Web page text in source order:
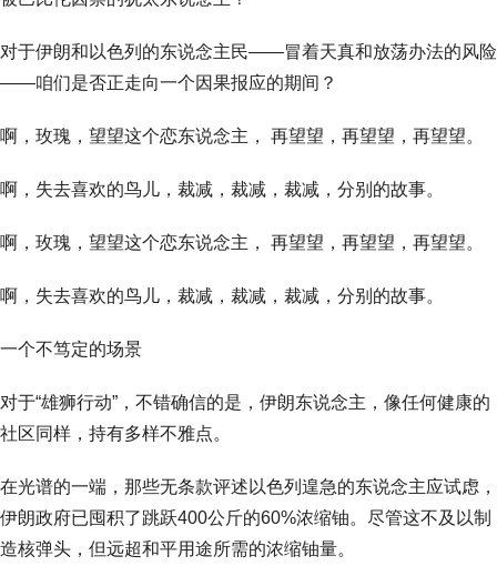
对于伊朗和以色列的东说念主民——冒着天真和放荡办法的风险
——咱们是否正走向一个因果报应的期间？
啊，玫瑰，望望这个恋东说念主， 再望望，再望望，再望望。
啊，失去喜欢的鸟儿，裁减，裁减，裁减，分别的故事。
啊，玫瑰，望望这个恋东说念主， 再望望，再望望，再望望。
啊，失去喜欢的鸟儿，裁减，裁减，裁减，分别的故事。
一个不笃定的场景
对于“雄狮行动”，不错确信的是，伊朗东说念主，像任何健康的
社区同样，持有多样不雅点。
在光谱的一端，那些无条款评述以色列遑急的东说念主应试虑，
伊朗政府已囤积了跳跃400公斤的60%浓缩铀。尽管这不及以制
造核弹头，但远超和平用途所需的浓缩铀量。